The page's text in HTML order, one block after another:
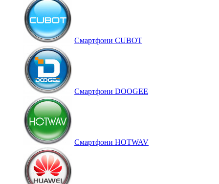
Смартфони CUBOT
Смартфони DOOGEE
Смартфони HOTWAV